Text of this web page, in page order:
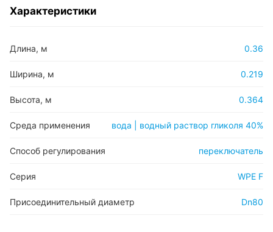
Характеристики
Длина, м 0.36
Ширина, м 0.219
Высота, м 0.364
Среда применения вода | водный раствор гликоля 40%
Способ регулирования переключатель
Серия WPE F
Присоединительный диаметр Dn80